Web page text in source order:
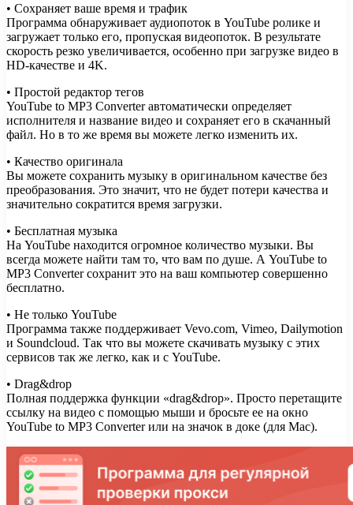
• Сохраняет ваше время и трафик
Программа обнаруживает аудиопоток в YouTube ролике и
загружает только его, пропуская видеопоток. В результате
скорость резко увеличивается, особенно при загрузке видео в
HD-качестве и 4K.
• Простой редактор тегов
YouTube to MP3 Converter автоматически определяет
исполнителя и название видео и сохраняет его в скачанный
файл. Но в то же время вы можете легко изменить их.
• Качество оригинала
Вы можете сохранить музыку в оригинальном качестве без
преобразования. Это значит, что не будет потери качества и
значительно сократится время загрузки.
• Бесплатная музыка
На YouTube находится огромное количество музыки. Вы
всегда можете найти там то, что вам по душе. А YouTube to
MP3 Converter сохранит это на ваш компьютер совершенно
бесплатно.
• Не только YouTube
Программа также поддерживает Vevo.com, Vimeo, Dailymotion
и Soundcloud. Так что вы можете скачивать музыку с этих
сервисов так же легко, как и с YouTube.
• Drag&drop
Полная поддержка функции «drag&drop». Просто перетащите
ссылку на видео с помощью мыши и бросьте ее на окно
YouTube to MP3 Converter или на значок в доке (для Mac).